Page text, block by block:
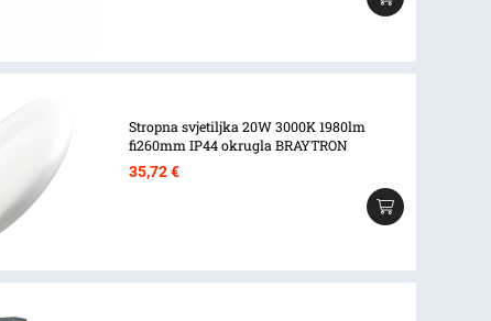
Stropna svjetiljka 20W 3000K 1980lm
fi260mm IP44 okrugla BRAYTRON
35,72€